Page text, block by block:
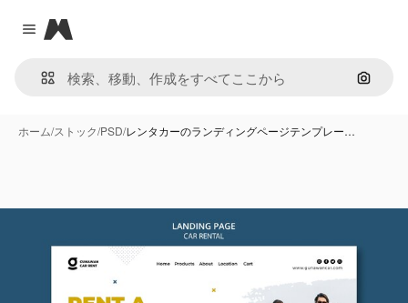
Close menu
Magnific
画像で
ホーム/ストック/PSD/レンタカーのランディングページテンプレー…